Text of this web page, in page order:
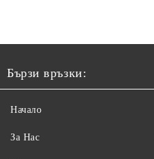
Бързи връзки:
Начало
За Нас